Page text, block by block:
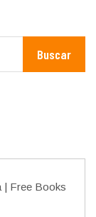
Buscar
| Free Books